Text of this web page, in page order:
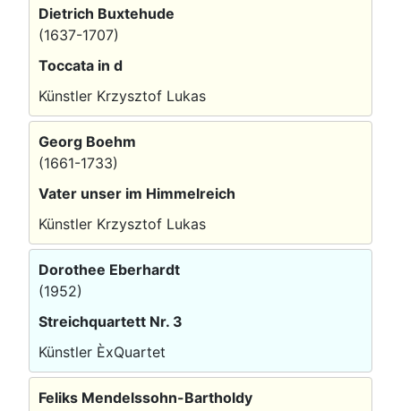
Dietrich Buxtehude
(1637-1707)
Toccata in d
Künstler Krzysztof Lukas
Georg Boehm
(1661-1733)
Vater unser im Himmelreich
Künstler Krzysztof Lukas
Dorothee Eberhardt
(1952)
Streichquartett Nr. 3
Künstler ÈxQuartet
Feliks Mendelssohn-Bartholdy